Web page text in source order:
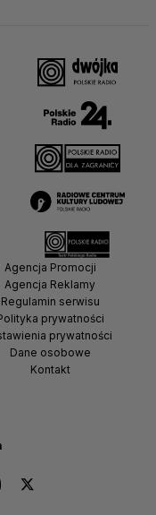
Agencja Promocji
Agencja Reklamy
Regulamin serwisu
prywatności
prywatności
Dane osobowe
Kontakt